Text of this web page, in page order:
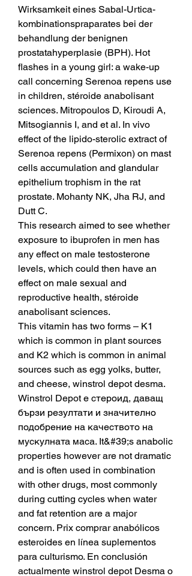
Wirksamkeit eines Sabal-Urtica-
kombinationspraparates bei der
behandlung der benignen
prostatahyperplasie (BPH). Hot
flashes in a young girl: a wake-up
call concerning Serenoa repens use
in children, stéroide anabolisant
sciences. Mitropoulos D, Kiroudi A,
Mitsogiannis I, and et al. In vivo
effect of the lipido-sterolic extract of
Serenoa repens (Permixon) on mast
cells accumulation and glandular
epithelium trophism in the rat
prostate. Mohanty NK, Jha RJ, and
Dutt C.
This research aimed to see whether
exposure to ibuprofen in men has
any effect on male testosterone
levels, which could then have an
effect on male sexual and
reproductive health, stéroide
anabolisant sciences.
This vitamin has two forms – K1
which is common in plant sources
and K2 which is common in animal
sources such as egg yolks, butter,
and cheese, winstrol depot desma.
Winstrol Depot е стероид, даващ
бързи резултати и значително
подобрение на качеството на
мускулната маса. It&#39;s anabolic
properties however are not dramatic
and is often used in combination
with other drugs, most commonly
during cutting cycles when water
and fat retention are a major
concern. Prix comprar anabólicos
esteroides en línea suplementos
para culturismo. En conclusión
actualmente winstrol depot Desma o